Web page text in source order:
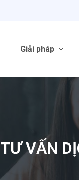
Giải pháp
TƯ VẤN